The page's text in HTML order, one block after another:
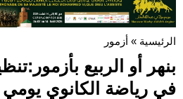
الرئيسية » أزمور
بنهر أو الربيع